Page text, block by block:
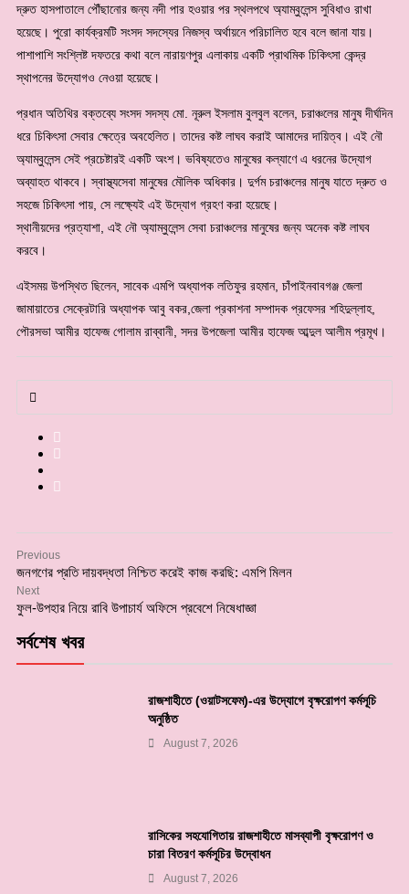
দ্রুত হাসপাতালে পৌঁছানোর জন্য নদী পার হওয়ার পর স্থলপথে অ্যাম্বুলেন্স সুবিধাও রাখা
হয়েছে। পুরো কার্যক্রমটি সংসদ সদস্যের নিজস্ব অর্থায়নে পরিচালিত হবে বলে জানা যায়।
পাশাপাশি সংশ্লিষ্ট দফতরে কথা বলে নারায়ণপুর এলাকায় একটি প্রাথমিক চিকিৎসা কেন্দ্র
স্থাপনের উদ্যোগও নেওয়া হয়েছে।
প্রধান অতিথির বক্তব্যে সংসদ সদস্য মো. নূরুল ইসলাম বুলবুল বলেন, চরাঞ্চলের মানুষ দীর্ঘদিন
ধরে চিকিৎসা সেবার ক্ষেত্রে অবহেলিত। তাদের কষ্ট লাঘব করাই আমাদের দায়িত্ব। এই নৌ
অ্যাম্বুলেন্স সেই প্রচেষ্টারই একটি অংশ। ভবিষ্যতেও মানুষের কল্যাণে এ ধরনের উদ্যোগ
অব্যাহত থাকবে। স্বাস্থ্যসেবা মানুষের মৌলিক অধিকার। দুর্গম চরাঞ্চলের মানুষ যাতে দ্রুত ও
সহজে চিকিৎসা পায়, সে লক্ষ্যেই এই উদ্যোগ গ্রহণ করা হয়েছে।
স্থানীয়দের প্রত্যাশা, এই নৌ অ্যাম্বুলেন্স সেবা চরাঞ্চলের মানুষের জন্য অনেক কষ্ট লাঘব
করবে।
এইসময় উপস্থিত ছিলেন, সাবেক এমপি অধ্যাপক লতিফুর রহমান, চাঁপাইনবাবগঞ্জ জেলা
জামায়াতের সেক্রেটারি অধ্যাপক আবু বকর,জেলা প্রকাশনা সম্পাদক প্রফেসর শহিদুল্লাহ,
পৌরসভা আমীর হাফেজ গোলাম রাব্বানী, সদর উপজেলা আমীর হাফেজ আব্দুল আলীম প্রমূখ।
Previous
জনগণের প্রতি দায়বদ্ধতা নিশ্চিত করেই কাজ করছি: এমপি মিলন
Next
ফুল-উপহার নিয়ে রাবি উপাচার্য অফিসে প্রবেশে নিষেধাজ্ঞা
সর্বশেষ খবর
রাজশাহীতে (ওয়াটসফেম)-এর উদ্যোগে বৃক্ষরোপণ কর্মসূচি
অনুষ্ঠিত
August 7, 2026
রাসিকের সহযোগিতায় রাজশাহীতে মাসব্যাপী বৃক্ষরোপণ ও
চারা বিতরণ কর্মসূচির উদ্বোধন
August 7, 2026